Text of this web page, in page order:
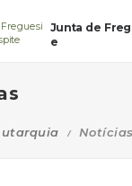
Junta de
e
Notícias